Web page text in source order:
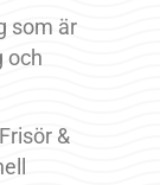
som är
och
&